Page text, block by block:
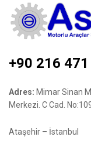
+90 216
Adres: Mimar Sinan
Merkezi. C Cad.
Ataşehir – İstanbul